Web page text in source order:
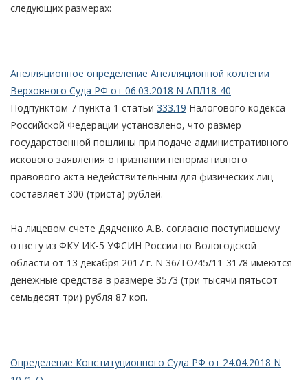
следующих размерах:
Апелляционное определение Апелляционной коллегии
Верховного Суда РФ от 06.03.2018 N АПЛ18-40
Подпунктом 7 пункта 1 статьи 333.19 Налогового кодекса
Российской Федерации установлено, что размер
государственной пошлины при подаче административного
искового заявления о признании ненормативного
правового акта недействительным для физических лиц
составляет 300 (триста) рублей.
На лицевом счете Дядченко А.В. согласно поступившему
ответу из ФКУ ИК-5 УФСИН России по Вологодской
области от 13 декабря 2017 г. N 36/ТО/45/11-3178 имеются
денежные средства в размере 3573 (три тысячи пятьсот
семьдесят три) рубля 87 коп.
Определение Конституционного Суда РФ от 24.04.2018 N